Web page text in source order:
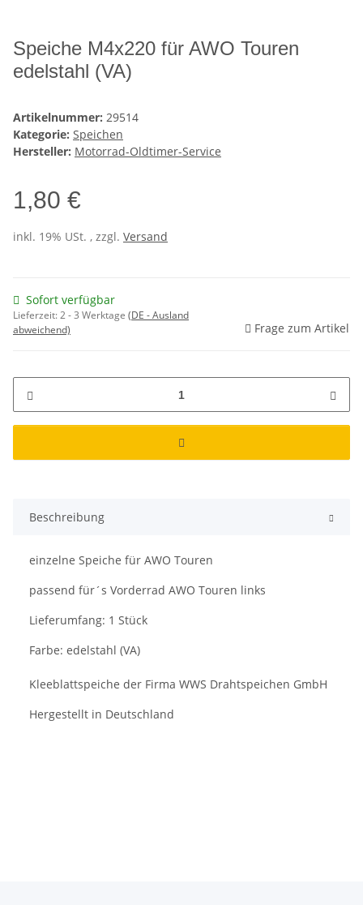
Speiche M4x220 für AWO Touren
edelstahl (VA)
Artikelnummer: 29514
Kategorie: Speichen
Hersteller: Motorrad-Oldtimer-Service
1,80 €
inkl. 19% USt. , zzgl. Versand
Sofort verfügbar
Lieferzeit:2 - 3 Werktage (DE - Ausland
abweichend)
Frage zum Artikel
Beschreibung
einzelne Speiche für AWO Touren
passend für´s Vorderrad AWO Touren links
Lieferumfang: 1 Stück
Farbe: edelstahl (VA)
Kleeblattspeiche der Firma WWS Drahtspeichen GmbH
Hergestellt in Deutschland